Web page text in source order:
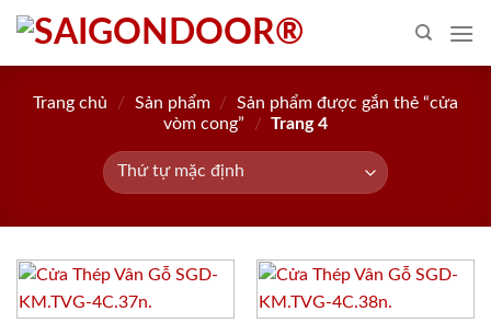
Skip
content
Trang chủ / Sản phẩm /
Sản phẩm được gắn thẻ “cửa
vòm cong”
/ Trang 4